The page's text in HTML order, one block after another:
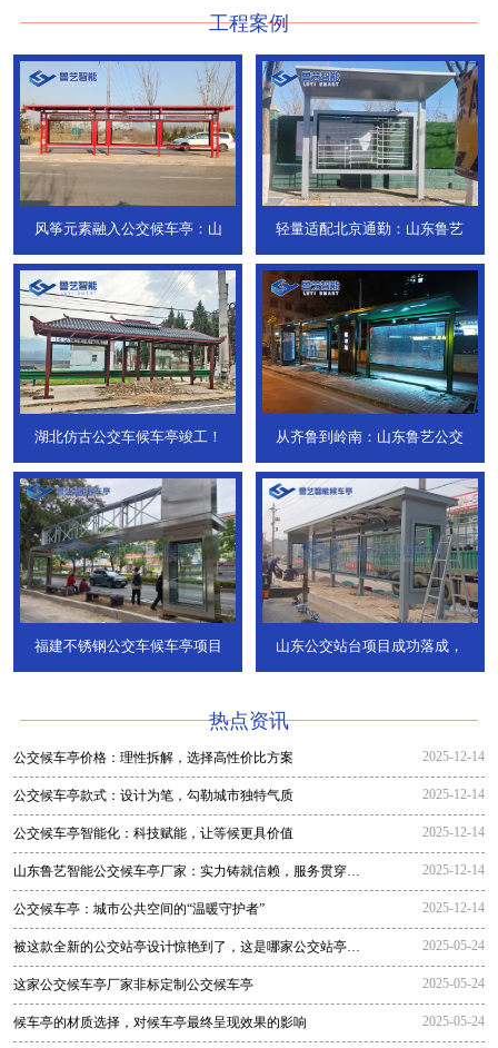
工程案例
风筝元素融入公交候车亭：山 轻量适配北京通勤：山东鲁艺
湖北仿古公交车候车亭竣工！ 从齐鲁到岭南：山东鲁艺公交
福建不锈钢公交车候车亭项目 山东公交站台项目成功落成，
热点资讯
公交候车亭价格：理性拆解，选择高性价比方案 2025-12-14
公交候车亭款式：设计为笔，勾勒城市独特气质 2025-12-14
公交候车亭智能化：科技赋能，让等候更具价值 2025-12-14
山东鲁艺智能公交候车亭厂家：实力铸就信赖，服务贯穿全
程
2025-12-14
公交候车亭：城市公共空间的“温暖守护者” 2025-12-14
被这款全新的公交站亭设计惊艳到了，这是哪家公交站亭生
产厂家生
2025-05-24
这家公交候车亭厂家非标定制公交候车亭 2025-05-24
候车亭的材质选择，对候车亭最终呈现效果的影响 2025-05-24